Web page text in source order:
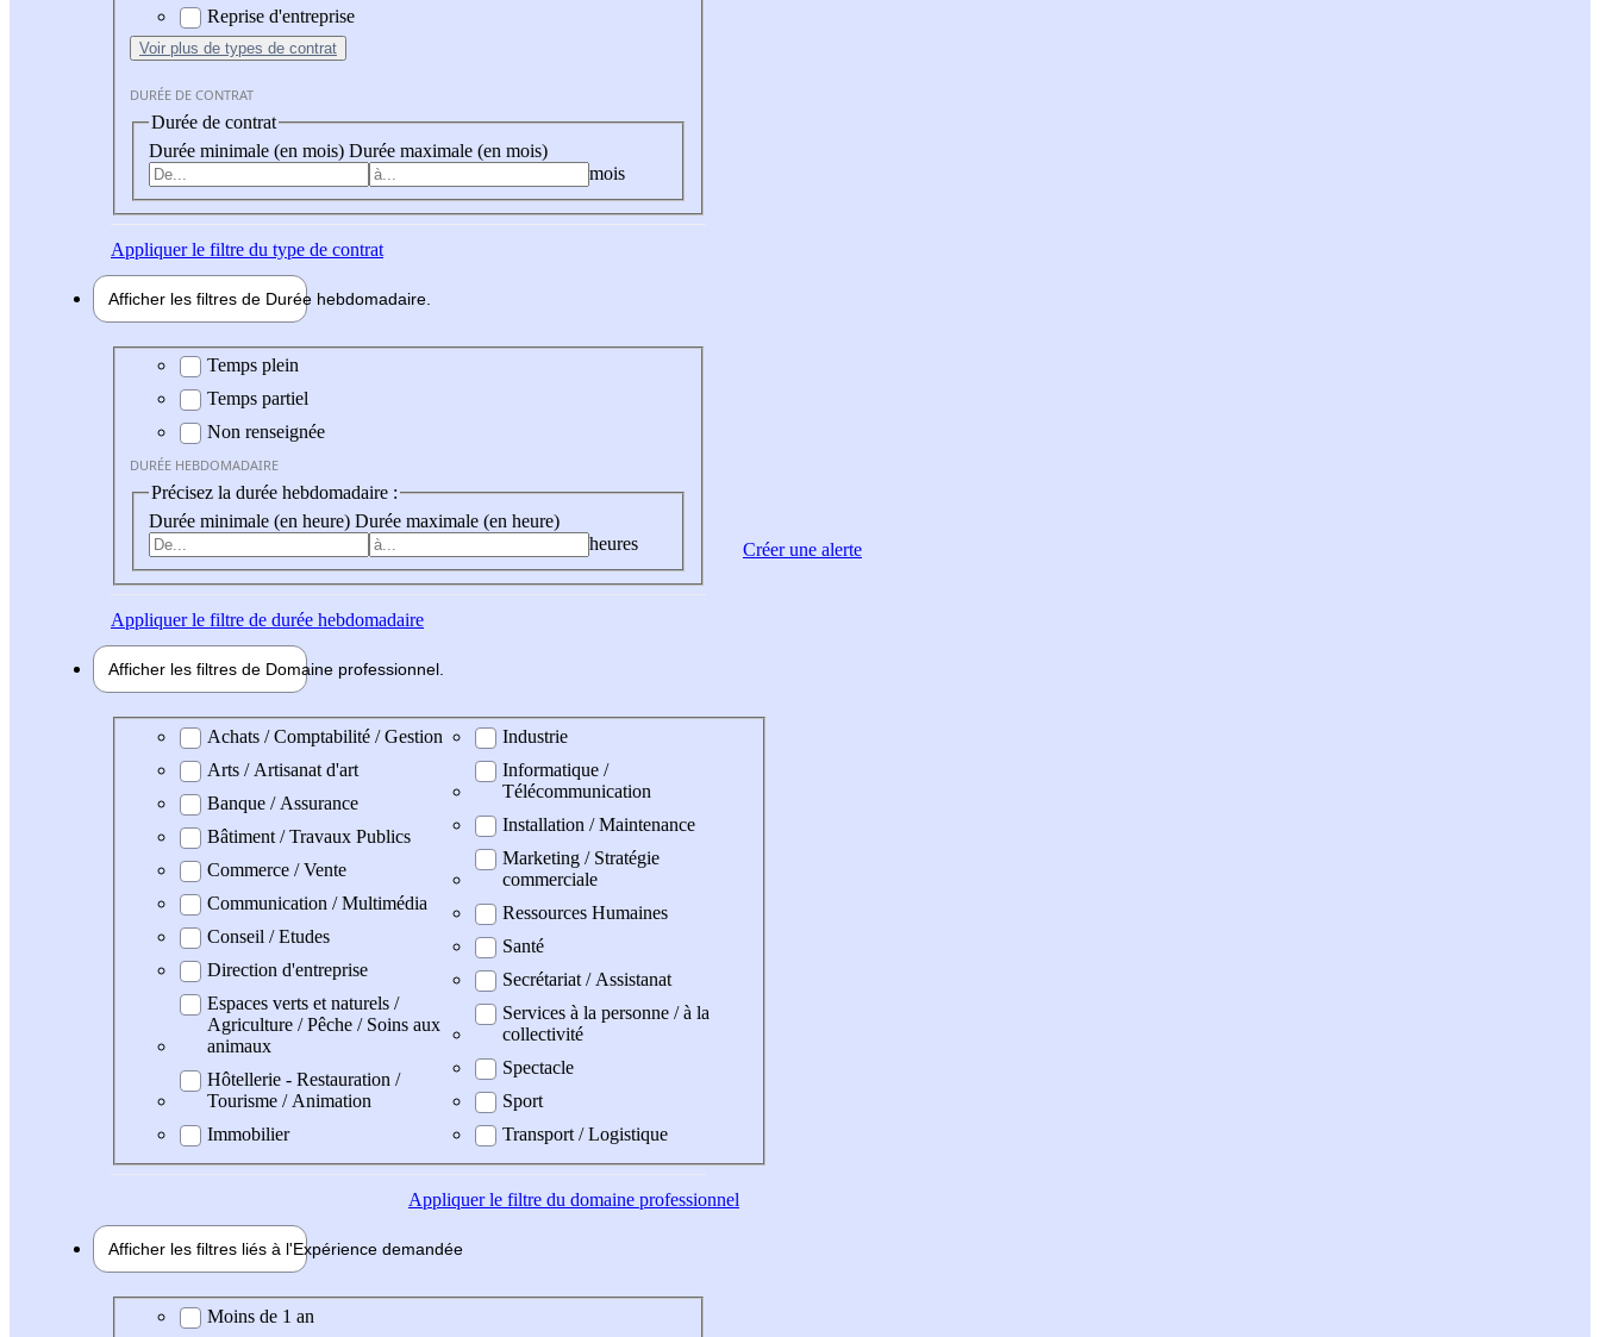
Reprise d'entreprise
Voir plus de types de contrat
DURÉE DE CONTRAT
Durée de contrat
Durée minimale (en mois) Durée maximale (en mois)
mois
Appliquerle filtre du type de contrat
Afficher les filtres de Durée hebdomadaire
Durée hebdomadaire
Temps plein
Temps partiel
Non renseignée
DURÉE HEBDOMADAIRE
Précisez la durée hebdomadaire :
Durée minimale (en heure) Durée maximale (en heure)
heures
Appliquerle filtre de durée hebdomadaire
Afficher les filtres de Domaine professionnel
Domaine professionel
Achats / Comptabilité / Gestion
Arts / Artisanat d'art
Banque / Assurance
Bâtiment / Travaux Publics
Commerce / Vente
Communication / Multimédia
Conseil / Etudes
Direction d'entreprise
Espaces verts et naturels /
Agriculture / Pêche / Soins aux
animaux
Hôtellerie - Restauration /
Tourisme / Animation
Immobilier
Industrie
Informatique /
Télécommunication
Installation / Maintenance
Marketing / Stratégie
commerciale
Ressources Humaines
Santé
Secrétariat / Assistanat
Services à la personne / à la
collectivité
Spectacle
Sport
Transport / Logistique
Appliquerle filtre du domaine professionnel
Afficher les filtres liés à l'Expérience demandée
Expérience demandée
Moins de 1 an
Créer une alerte